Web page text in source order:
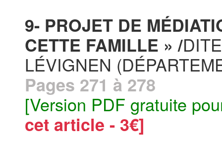
9- PROJET DE
CETTE FAMILLE » /
LÉVIGNEN
Pages 271 à 278
[Version PDF gratuite
cet article - 3€]